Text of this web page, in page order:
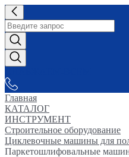
Главная
КАТАЛОГ
ИНСТРУМЕНТ
Строительное оборудование
Циклевочные машины для
Паркетошлифовальные